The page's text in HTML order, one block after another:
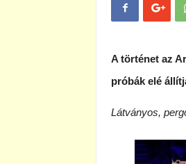
A történet az
próbák elé
Látványos,